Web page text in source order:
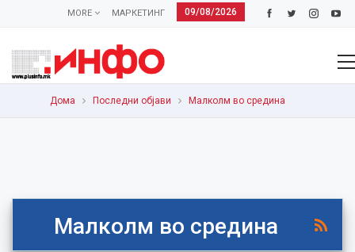
09/08/2026
МАРКЕТИНГ
MORE
Дома Последни објави Малколм во средина
Малколм во средина